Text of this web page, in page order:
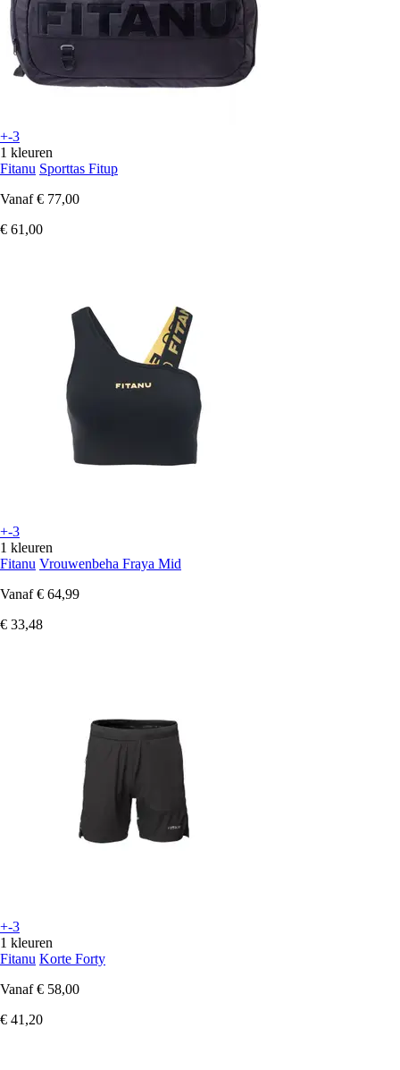
+-3
1 kleuren
Fitanu Sporttas Fitup
Vanaf € 77,00
€ 61,00
+-3
1 kleuren
Fitanu Vrouwenbeha Fraya Mid
Vanaf € 64,99
€ 33,48
+-3
1 kleuren
Fitanu Korte Forty
Vanaf € 58,00
€ 41,20